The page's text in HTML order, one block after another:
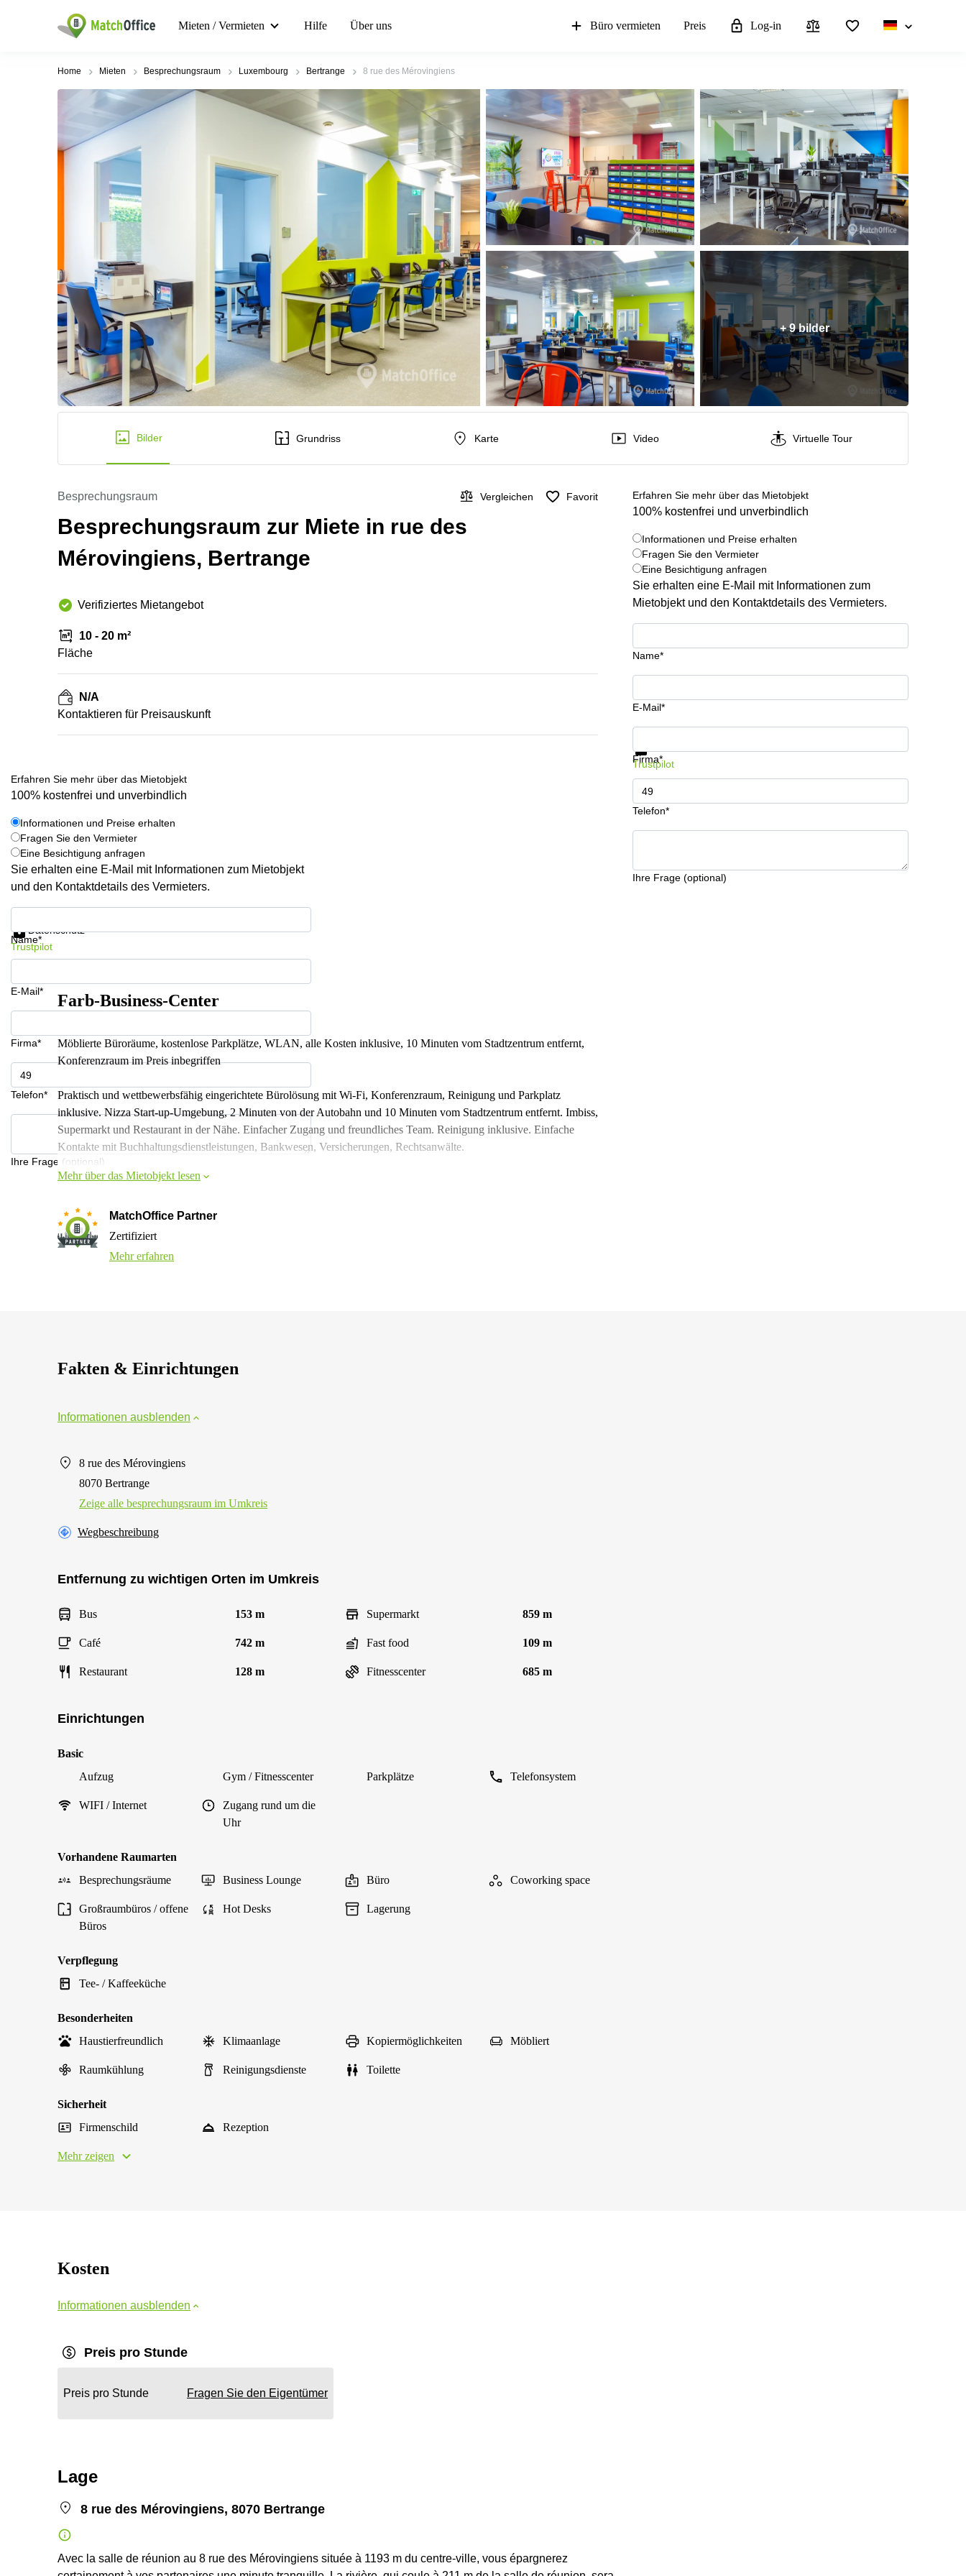
Mieten / Vermieten Hilfe Über uns Büro vermieten Preis Log-in
Home Mieten Besprechungsraum Luxembourg Bertrange 8 rue des Mérovingiens
+ 9 bilder
Bilder Grundriss Karte Video Virtuelle Tour
Besprechungsraum Vergleichen Favorit
Besprechungsraum zur Miete in rue des
Mérovingiens, Bertrange
Verifiziertes Mietangebot
10 - 20 m²
Fläche
N/A
Kontaktieren für Preisauskunft
Erfahren Sie mehr über das Mietobjekt
100% kostenfrei und unverbindlich
Informationen und Preise erhalten
Fragen Sie den Vermieter
Eine Besichtigung anfragen
Sie erhalten eine E-Mail mit Informationen zum
Mietobjekt und den Kontaktdetails des Vermieters.
Name*
E-Mail*
Firma*
Telefon*
Ihre Frage (optional)
Informationen und Preise erhalten
Trustpilot
Erfahren Sie mehr über das Mietobjekt
100% kostenfrei und unverbindlich
Informationen und Preise erhalten
Fragen Sie den Vermieter
Eine Besichtigung anfragen
Sie erhalten eine E-Mail mit Informationen zum Mietobjekt
und den Kontaktdetails des Vermieters.
Name*
E-Mail*
Firma*
Telefon*
Ihre Frage (optional)
Datenschutz
Trustpilot
Farb-Business-Center
Möblierte Büroräume, kostenlose Parkplätze, WLAN, alle Kosten inklusive, 10 Minuten vom Stadtzentrum entfernt,
Konferenzraum im Preis inbegriffen
Praktisch und wettbewerbsfähig eingerichtete Bürolösung mit Wi-Fi, Konferenzraum, Reinigung und Parkplatz
inklusive. Nizza Start-up-Umgebung, 2 Minuten von der Autobahn und 10 Minuten vom Stadtzentrum entfernt. Imbiss,
Supermarkt und Restaurant in der Nähe. Einfacher Zugang und freundliches Team. Reinigung inklusive. Einfache
Kontakte mit Buchhaltungsdienstleistungen, Bankwesen, Versicherungen, Rechtsanwälte.
Mehr über das Mietobjekt lesen
MatchOffice Partner
Zertifiziert
Mehr erfahren
Fakten & Einrichtungen
Informationen ausblenden
8 rue des Mérovingiens
8070 Bertrange
Zeige alle besprechungsraum im Umkreis
Wegbeschreibung
Entfernung zu wichtigen Orten im Umkreis
Bus 153 m Supermarkt 859 m
Café 742 m Fast food 109 m
Restaurant 128 m Fitnesscenter 685 m
Einrichtungen
Basic
Aufzug
Gym / Fitnesscenter Parkplätze Telefonsystem
WIFI / Internet
Zugang rund um die
Uhr
Vorhandene Raumarten
Besprechungsräume
Business Lounge Büro Coworking space
Großraumbüros / offene
Büros
Hot Desks Lagerung
Verpflegung
Tee- / Kaffeeküche
Besonderheiten
Haustierfreundlich
Klimaanlage Kopiermöglichkeiten Möbliert
Raumkühlung Reinigungsdienste Toilette
Sicherheit
Firmenschild
Rezeption
Mehr zeigen
Kosten
Informationen ausblenden
Preis pro Stunde
Preis pro Stunde Fragen Sie den Eigentümer
Lage
8 rue des Mérovingiens, 8070 Bertrange
Avec la salle de réunion au 8 rue des Mérovingiens située à 1193 m du centre-ville, vous épargnerez